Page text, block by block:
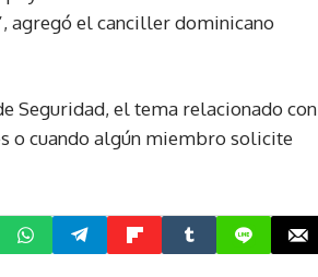
agregó el canciller dominicano
Seguridad, el tema relacionado con
o cuando algún miembro solicite